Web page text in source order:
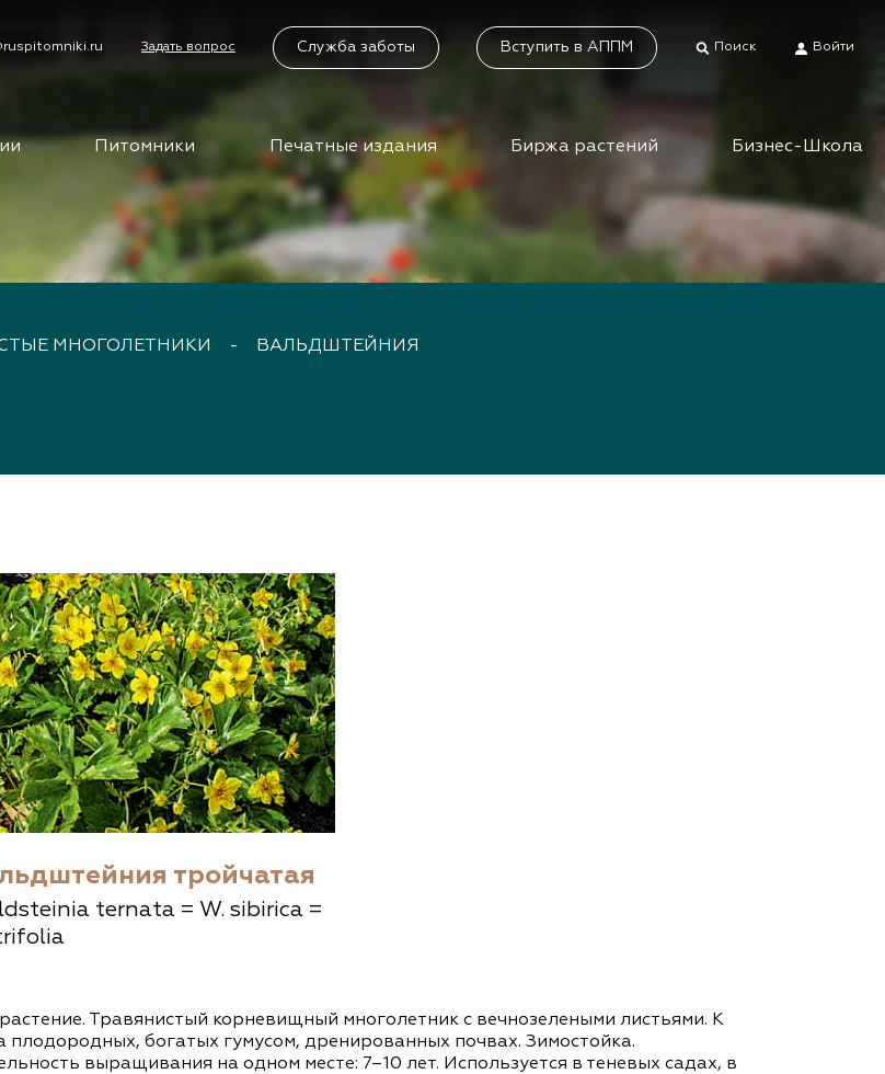
Задать вопрос Служба заботы Вступить в АППМ Поиск Войти
Питомники Печатные издания Биржа растений Бизнес-Школа
Питомники АППМ
Партнеры питомников
Участники
Биржа растений
Видео вебинаров и
семинаров АППМ
отрасли
Каталог растений
Система добровольной
МНОГОЛЕТНИКИ - ВАЛЬДШТЕЙНИЯ
тройчатая
ternata = W. sibirica =
Травянистый корневищный многолетник с вечнозелеными листьями. К
плодородных, богатых гумусом, дренированных почвах. Зимостойка.
выращивания на одном месте: 7–10 лет. Используется в теневых садах, в